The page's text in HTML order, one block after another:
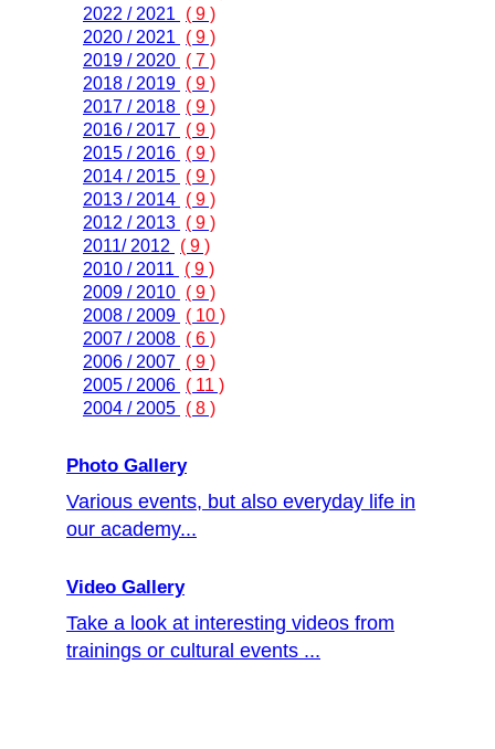
2022 / 2021
( 9 )
2020 / 2021
( 9 )
2019 / 2020 ( 7 )
2018 / 2019 ( 9 )
2017 / 2018 ( 9 )
2016 / 2017 ( 9 )
2015 / 2016 ( 9 )
2014 / 2015 ( 9 )
2013 / 2014 ( 9 )
2012 / 2013 ( 9 )
2011/ 2012
( 9 )
2010 / 2011
( 9 )
2009 / 2010 ( 9 )
2008 / 2009 ( 10 )
2007 / 2008 ( 6 )
2006 / 2007 ( 9 )
2005 / 2006 ( 11 )
2004 / 2005 ( 8 )
Photo Gallery
Various events, but also everyday life in
our academy...
Video Gallery
Take a look at interesting videos from
trainings or cultural events ...